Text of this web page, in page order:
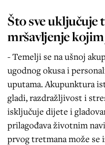
Što sve uključuje
mršavljenje kojim
- Temelji se na ušnoj
ugodnog okusa i
uputama. Akupunktura
gladi, razdražljivost i
isključuje dijete i
prilagođava životnim
prvog tretmana može se